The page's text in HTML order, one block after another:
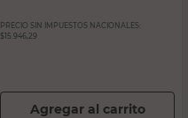
PRECIO SIN IMPUESTOS NACIONALES:
$15.946,29
Agregar al carrito